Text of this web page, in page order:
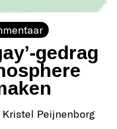
gedrag
Kristel Peijnenborg